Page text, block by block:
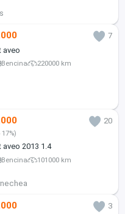
7
aveo
Bencina 220000 km
20
aveo 2013 1.4
Bencina 101000 km
3